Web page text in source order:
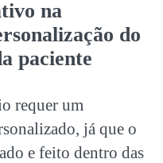
na
do
paciente
requer um
já que o
e feito dentro das